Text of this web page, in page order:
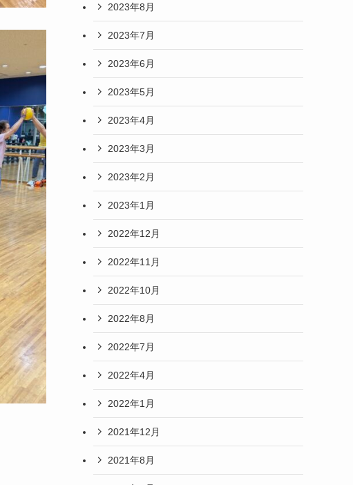
2023年8月
2023年7月
2023年6月
2023年5月
2023年4月
2023年3月
2023年2月
2023年1月
2022年12月
2022年11月
2022年10月
2022年8月
2022年7月
2022年4月
2022年1月
2021年12月
2021年8月